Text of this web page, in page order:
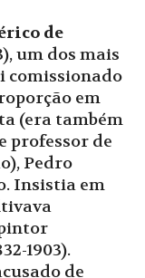
de
um dos mais
comissionado
em
(era também
professor de
Pedro
Insistia em
1903).
de